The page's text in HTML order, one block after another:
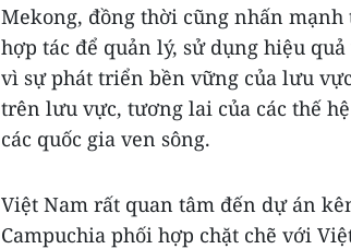
Mekong, đồng thời cũng nhấn
hợp tác để quản lý, sử dụng hiệu
vì sự phát triển bền vững của lưu
trên lưu vực, tương lai của các thế
các quốc gia ven sông.
Việt Nam rất quan tâm đến dự án
Campuchia phối hợp chặt chẽ với